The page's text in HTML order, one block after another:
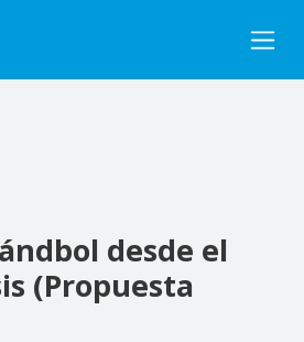
desde el
(Propuesta